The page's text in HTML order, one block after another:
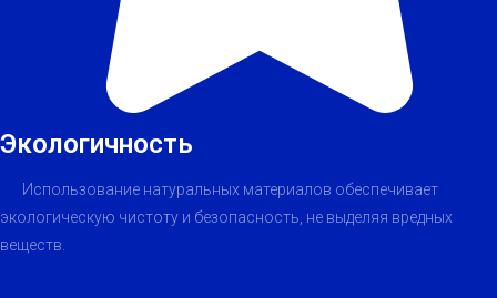
Экологичность
Использование натуральных материалов обеспечивает
экологическую чистоту и безопасность, не выделяя вредных
веществ.